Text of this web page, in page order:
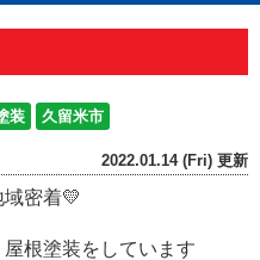
装 久留米市
2022.01.14 (Fri) 更新
密着💛
根塗装をしています